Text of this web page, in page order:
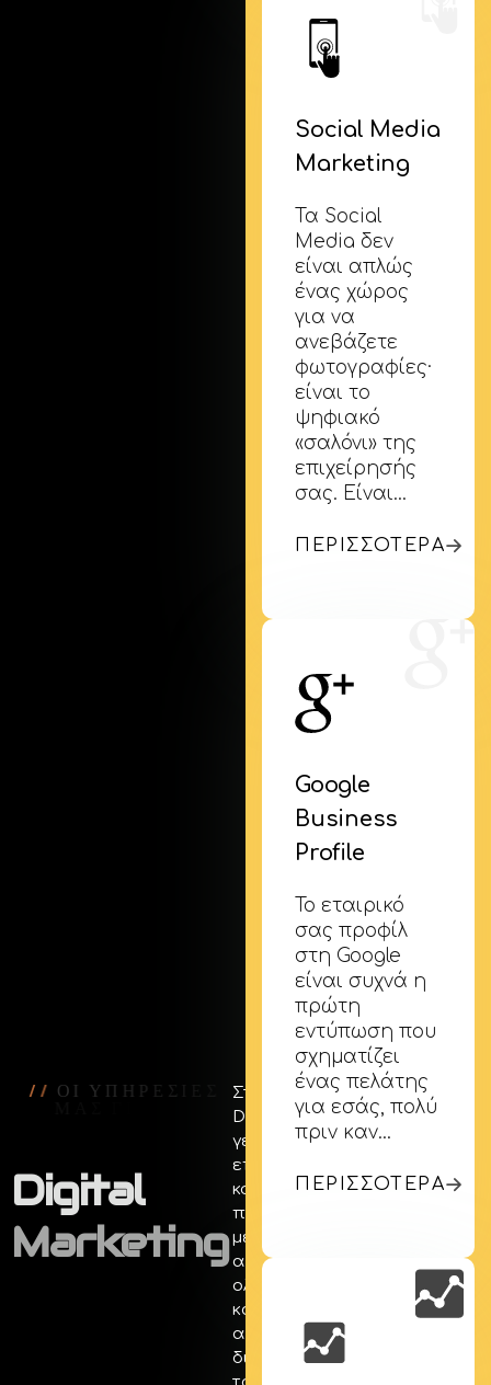
/ Ο Ι Υ ΠΗΡ ΕΣΙ Ε Σ
Digital
Marketing
Στην Creative Days, το
Digital Marketing είναι η
γέφυρα που συνδέει την
επιχείρησή σας με το
κοινό της. Δεν
περιοριζόμαστε σε
μεμονωμένες ενέργειες,
αλλά σχεδιάζουμε
ολοκληρωμένες
καμπάνιες που
αξιοποιούν κάθε
διαθέσιμο κανάλι — από
Social Media
Marketing
Τα Social
Media δεν
είναι απλώς
ένας χώρος
για να
ανεβάζετε
φωτογραφίες·
είναι το
ψηφιακό
«σαλόνι» της
επιχείρησής
σας. Είναι…
ΠΕΡΙΣΣΟΤΕΡΑ
Google
Business
Profile
Το εταιρικό
σας προφίλ
στη Google
είναι συχνά η
πρώτη
εντύπωση που
σχηματίζει
ένας πελάτης
για εσάς, πολύ
πριν καν…
ΠΕΡΙΣΣΟΤΕΡΑ